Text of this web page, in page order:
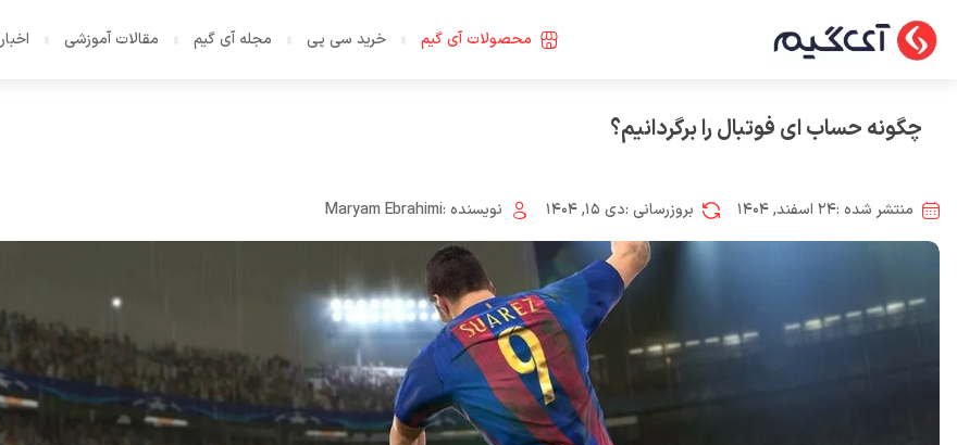
محصولات آی گیم خرید سی پی مجله آی گیم مقالات آموزشی اخبار
چگونه حساب ای فوتبال را برگردانیم؟
منتشر شده :۲۴ اسفند, ۱۴۰۴ بروزرسانی :دی ۱۵, ۱۴۰۴ نویسنده :Maryam Ebrahimi